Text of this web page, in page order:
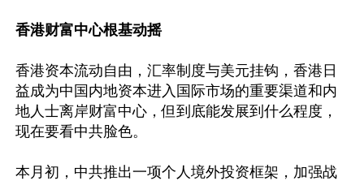
香港财富中心根基动摇
香港资本流动自由，汇率制度与美元挂钩，香港日
益成为中国内地资本进入国际市场的重要渠道和内
地人士离岸财富中心，但到底能发展到什么程度，
现在要看中共脸色。
本月初，中共推出一项个人境外投资框架，加强战